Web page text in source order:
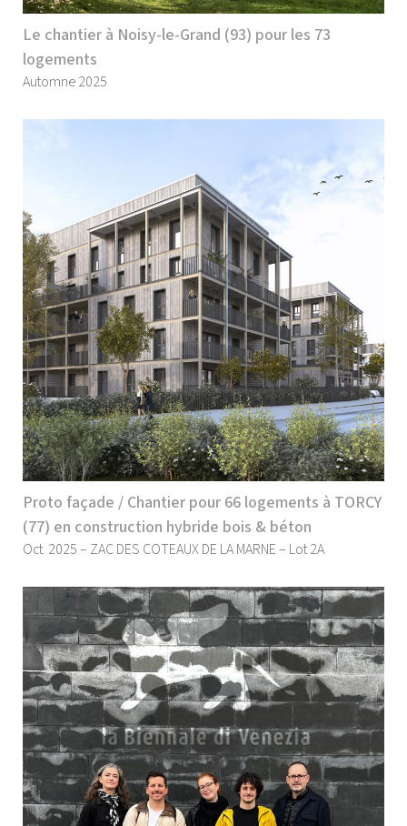
Le chantier à Noisy-le-Grand (93) pour les 73
logements
Automne 2025
Proto façade / Chantier pour 66 logements à TORCY
(77) en construction hybride bois & béton
Oct. 2025 – ZAC DES COTEAUX DE LA MARNE – Lot 2A